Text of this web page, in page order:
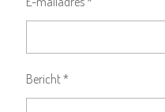
Bericht *